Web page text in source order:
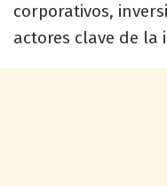
corporativos,
actores clave de la